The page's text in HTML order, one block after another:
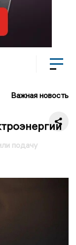
Важная новость
подачу